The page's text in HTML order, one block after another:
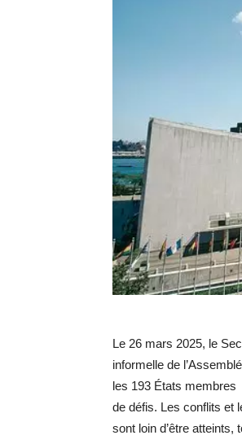
Le 26 mars 2025, le
informelle de
les 193 États membres
de défis. Les conflits et
sont loin d’être